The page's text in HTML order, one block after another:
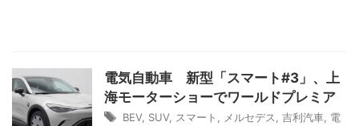
電気自動車 新型「スマート#3」、上
海モーターショーでワールドプレミア
BEV, SUV, スマート メルセデス 吉利汽車 電